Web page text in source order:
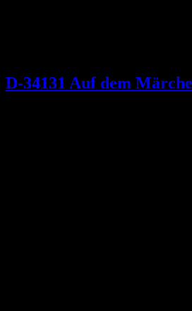
D-34131 Auf dem